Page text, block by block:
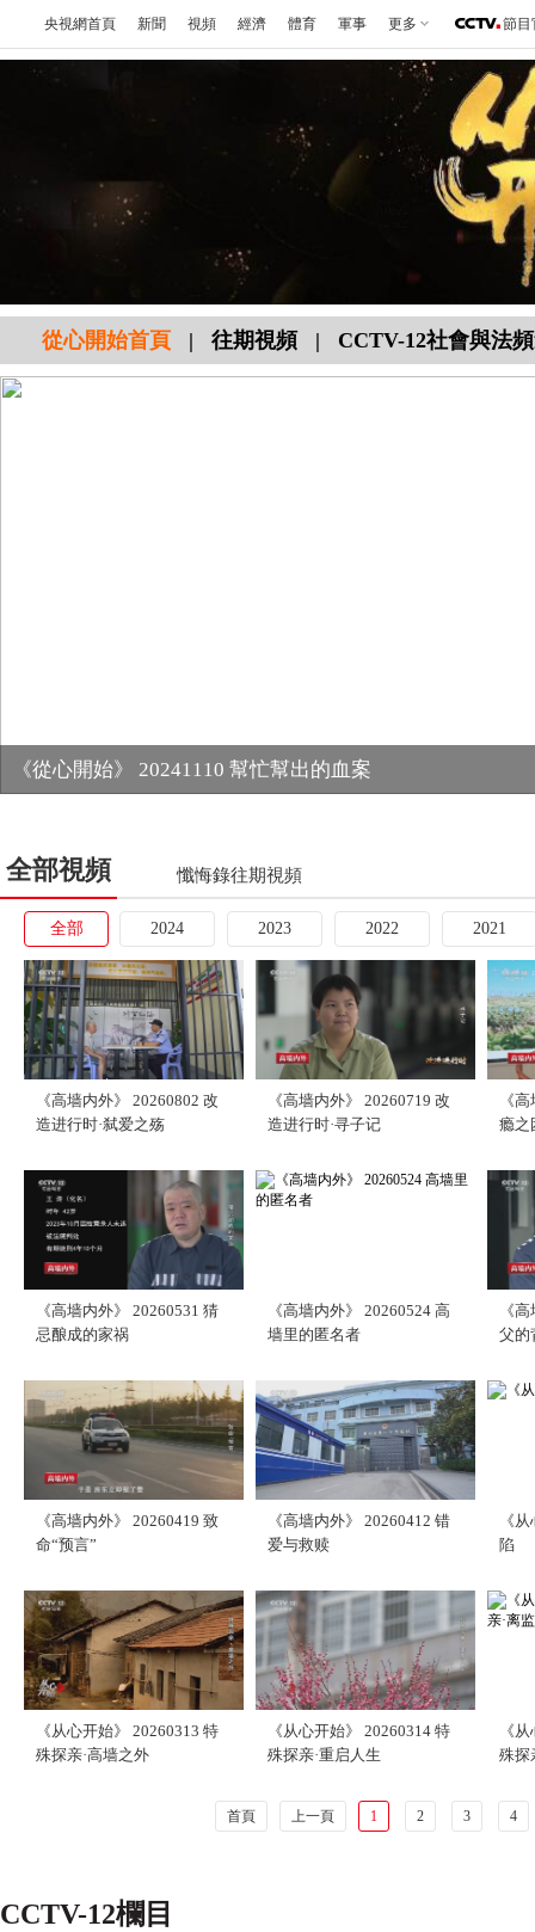
央視網首頁 新聞 視頻 經濟 體育 軍事 更多 節目
從心開始首頁 | 往期視頻 | CCTV-12社會與法
《從心開始》 20241110 幫忙幫出的血案
全部視頻 懺悔錄往期視頻
全部 2024 2023 2022 2021
《高墙内外》 20260802 改
造进行时·弑爱之殇
《高墙内外》 20260719 改
造进行时·寻子记
《
瘾之
《高墙内外》 20260531 猜
忌酿成的家祸
《高墙内外》 20260524 高
墙里的匿名者
《
父的
《高墙内外》 20260419 致
命“预言”
《高墙内外》 20260412 错
爱与救赎
《
陷
《从心开始》 20260313 特
殊探亲·高墙之外
《从心开始》 20260314 特
殊探亲·重启人生
《
殊探
首頁 上一頁 1 2 3 4
CCTV-12欄目